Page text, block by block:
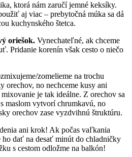
ktorá nám zaručí jemné keksíky.
aj viac – prebytočná múka sa dá
kuchynského štetca.
oriešok. Vynechateľné, ak chceme
Pridanie korenín však cesto o niečo
zomelieme na trochu
orechov, no nechceme kusy ani
je tak ideálne. Z orechov sa
maslom vytvorí chrumkavú, no
orechov zase vyzdvihnú štruktúru.
ani krok! Ak počas vaľkania
ho dať na desať minút do chladničky
s cestom odložme na balkón!